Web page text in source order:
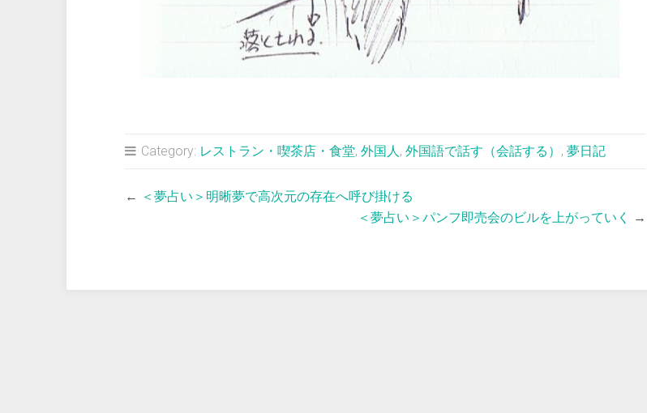
Category: レストラン・喫茶店・食堂, 外国人, 外国語で話す（会話する） , 夢日記
← ＜夢占い＞明晰夢で高次元の存在へ呼び掛ける
＜夢占い＞パンフ即売会のビルを上がっていく
→